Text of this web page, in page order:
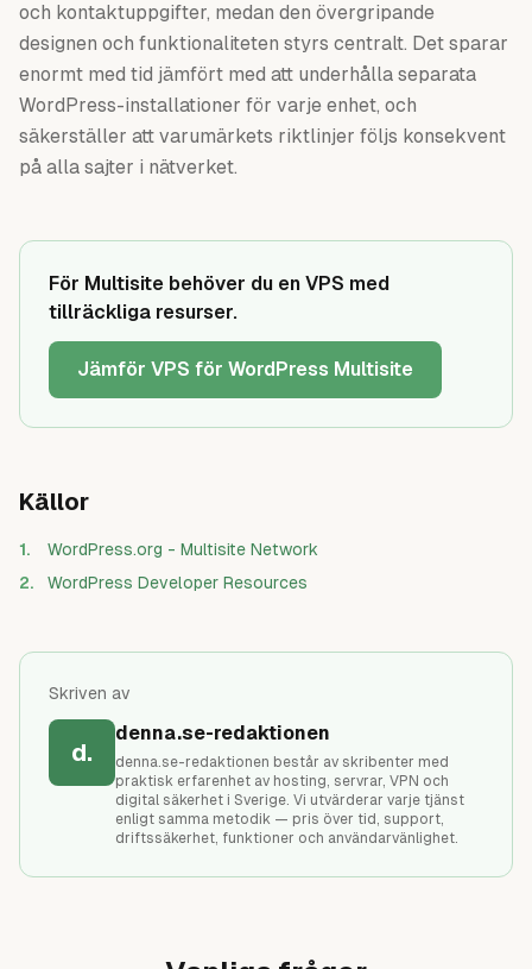
och kontaktuppgifter, medan den övergripande
designen och funktionaliteten styrs centralt. Det sparar
enormt med tid jämfört med att underhålla separata
WordPress-installationer för varje enhet, och
säkerställer att varumärkets riktlinjer följs konsekvent
på alla sajter i nätverket.
För Multisite behöver du en VPS med
tillräckliga resurser.
Jämför VPS för WordPress Multisite
Källor
1.
WordPress.org - Multisite Network
2. WordPress Developer Resources
Skriven av
d.
denna.se-redaktionen
denna.se-redaktionen består av skribenter med
praktisk erfarenhet av hosting, servrar, VPN och
digital säkerhet i Sverige. Vi utvärderar varje tjänst
enligt samma metodik — pris över tid, support,
driftssäkerhet, funktioner och användarvänlighet.